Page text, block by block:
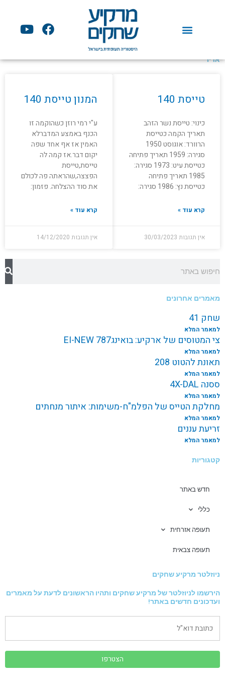
F
a
e
o
Y
o
t
e
אדיר
טייסת 140
כינוי: טייסת נשר הזהב
תאריך הקמה כטייסת
הרוורד: אוגוסט 1950
סגירה: 1959 תאריך פתיחה
כטייסת עיט: 1973 סגירה:
1985 תאריך פתיחה
כטייסת נץ: 1986 סגירה:
קרא עוד »
אין תגובות 30/03/2023
המנון טייסת 140
ע"י רמי רוזן כשהוקמה זו
הכנף באמצע המדברלא
האמין אז אף אחד שפה
יקום דבר.אז קמה לה
טייסת,טייסת
הפצצה,שהראתה פה לכולם
את סוד ההצלחה. פזמון:
קרא עוד »
אין תגובות 14/12/2020
מאמרים אחרונים
שחק 41
למאמר המלא
צי המטוסים של ארקיע: בואינג787 EI-NEW
למאמר המלא
תאונת להטוט 208
למאמר המלא
ססנה 4X-DAL
למאמר המלא
מחלקת הטייס של הפלמ"ח-משימות: איתור מנחתים
למאמר המלא
זריעת עננים
למאמר המלא
קטגוריות
חדש באתר
כללי
תעופה אזרחית
תעופה צבאית
ניוזלטר מרקיע שחקים
הירשמו לניוזלטר של מרקיע שחקים ותהיו הראשונים לדעת על מאמרים
ועדכונים חדשים באתר!